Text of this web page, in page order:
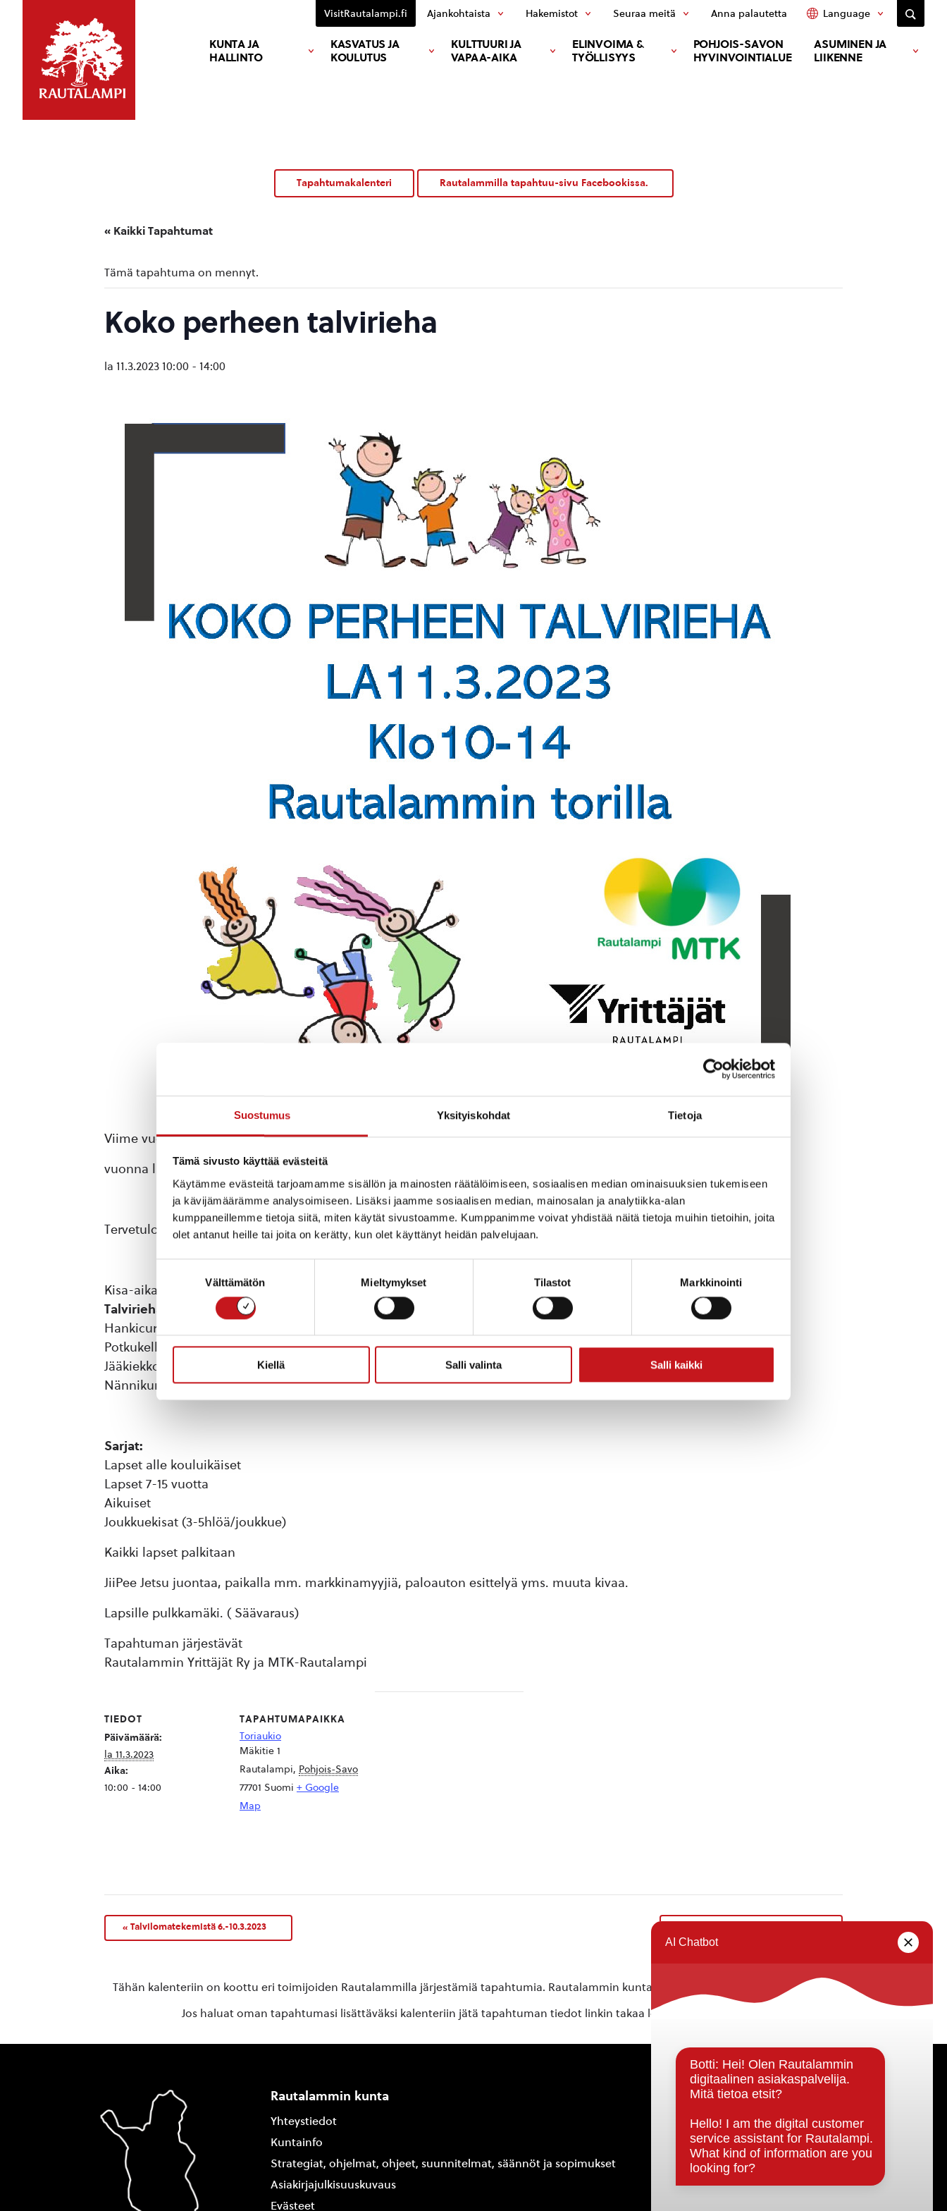
Suostumus Yksityiskohdat Tietoja
Tämä sivusto käyttää evästeitä
Käytämme evästeitä tarjoamamme sisällön ja mainosten räätälöimiseen, sosiaalisen median ominaisuuksien tukemiseen
ja kävijämäärämme analysoimiseen. Lisäksi jaamme sosiaalisen median, mainosalan ja analytiikka-alan
kumppaneillemme tietoja siitä, miten käytät sivustoamme. Kumppanimme voivat yhdistää näitä tietoja muihin tietoihin, joita
olet antanut heille tai joita on kerätty, kun olet käyttänyt heidän palvelujaan.
Välttämätön Mieltymykset Tilastot Markkinointi
Kiellä Salli valinta Salli kaikki
KUNTA JA
HALLINTO
KASVATUS JA
KOULUTUS
KULTTUURI JA
VAPAA-AIKA
ELINVOIMA &
TYÖLLISYYS
POHJOIS-SAVON
HYVINVOINTIALUE
ASUMINEN JA
LIIKENNE
VisitRautalampi.fi Ajankohtaista Hakemistot Seuraa meitä Anna palautetta Language
Tapahtumakalenteri Rautalammilla tapahtuu-sivu Facebookissa.
« Kaikki Tapahtumat
Tämä tapahtuma on mennyt.
Koko perheen talvirieha
la 11.3.2023 10:00 - 14:00
Viime vuodesta tuttu Koko Perheen Talviriehaa vietetään tänä
vuonna lauantaina 11.3.2023 klo 10-14 Rautalammin torilla.
Tervetuloa osallistumaan leikkimielisiin kisoihin!
Kisa-aika klo 11-13
Talviriehan lajit:
Hankicurling
Potkukelkkaviesti
Jääkiekkokeilaus
Nännikumintarkkuusheitto
Sarjat:
Lapset alle kouluikäiset
Lapset 7-15 vuotta
Aikuiset
Joukkuekisat (3-5hlöä/joukkue)
Kaikki lapset palkitaan
JiiPee Jetsu juontaa, paikalla mm. markkinamyyjiä, paloauton esittelyä yms. muuta kivaa.
Lapsille pulkkamäki. ( Säävaraus)
Tapahtuman järjestävät
Rautalammin Yrittäjät Ry ja MTK-Rautalampi
TIEDOT
Päivämäärä:
la 11.3.2023
Aika:
10:00 - 14:00
TAPAHTUMAPAIKKA
Toriaukio
Mäkitie 1
Rautalampi, Pohjois-Savo
77701 Suomi + Google
Map
« Talvilomatekemistä 6.-10.3.2023
Tähän kalenteriin on koottu eri toimijoiden Rautalammilla järjestämiä tapahtumia. Rautalammin kunta ei vastaa tietojen oikeellisuudesta.
Jos haluat oman tapahtumasi lisättäväksi kalenteriin jätä tapahtuman tiedot linkin takaa löytyvällä
Rautalammin kunta
Yhteystiedot
Kuntainfo
Strategiat, ohjelmat, ohjeet, suunnitelmat, säännöt ja sopimukset
Asiakirjajulkisuuskuvaus
Evästeet
Päätöksenteko ja lähidemokratia
Päätökset, esityslistat & pöytäkirjat
Hallinto
Kunnanhallitus
Kunnanvaltuusto